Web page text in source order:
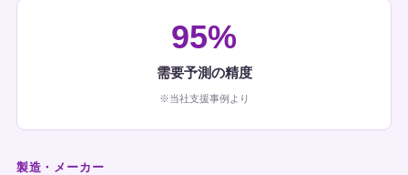
95%
需要予測の精度
※当社支援事例より
製造・メーカー